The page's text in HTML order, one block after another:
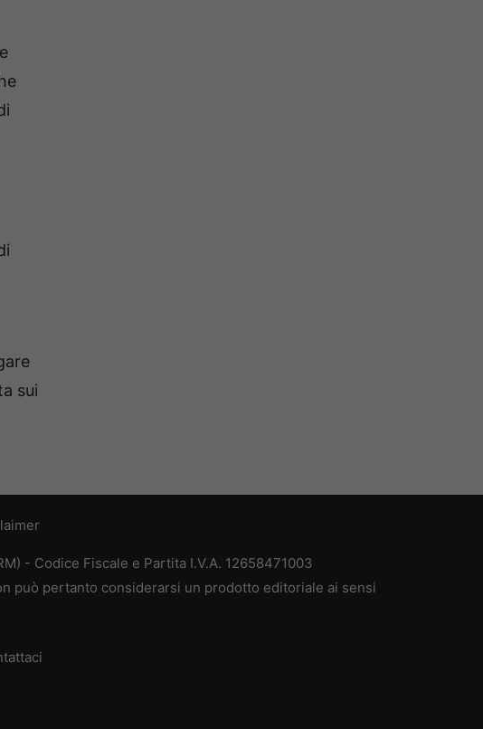
sui
- Codice Fiscale e Partita I.V.A. 12658471003
può pertanto considerarsi un prodotto editoriale ai sensi